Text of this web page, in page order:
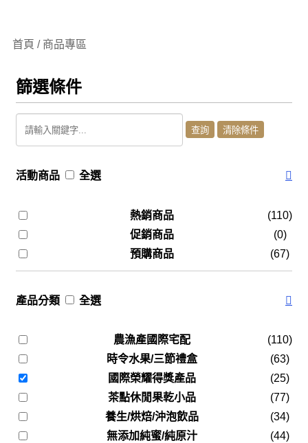
首頁 / 商品專區
篩選條件
活動商品 全選
熱銷商品
(110)
促銷商品
(0)
預購商品
(67)
產品分類 全選
農漁產國際宅配
(110)
時令水果/三節禮盒
(63)
國際榮耀得獎產品
(25)
茶點休閒果乾小品
(77)
養生/烘焙/沖泡飲品
(34)
無添加純蜜/純原汁
(44)